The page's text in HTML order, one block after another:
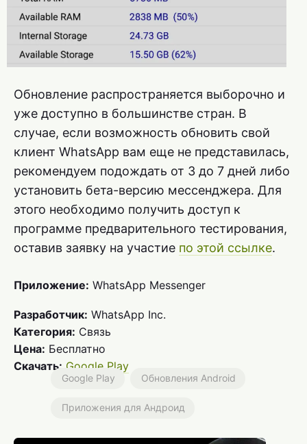
Обновление распространяется выборочно и
уже доступно в большинстве стран. В
случае, если возможность обновить свой
клиент WhatsApp вам еще не представилась,
рекомендуем подождать от 3 до 7 дней либо
установить бета-версию мессенджера. Для
этого необходимо получить доступ к
программе предварительного тестирования,
оставив заявку на участие по этой ссылке.
Приложение: WhatsApp Messenger
Разработчик: WhatsApp Inc.
Категория: Связь
Цена: Бесплатно
Скачать: Google Play
Google Play Обновления Android
Приложения для Андроид